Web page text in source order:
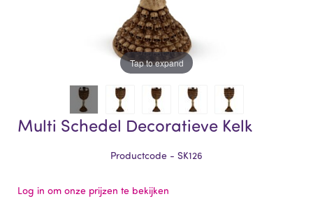
Tap to expand
Multi Schedel Decoratieve Kelk
Productcode - SK126
Log in om onze prijzen te bekijken